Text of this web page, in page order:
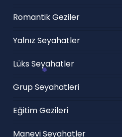
Romantik Geziler
Yalnız Seyahatler
Lüks Seyahatler
Grup Seyahatleri
Eğitim Gezileri
Manevi Seyahatler